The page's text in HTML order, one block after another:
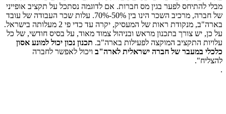
מבלי להתיחס לפער בגין מס חברות. אם לדוגמה נסתכל על תקציב אופייני
של חברה, מרכיב השכר הינו בין 50%-70%. עלות שכר העבודה של עובד
בארה"ב, מנקודת ראות של המעסיק, יקרה עד כדי פי 2 מעלותה בישראל.
על כן, יש צורך בתכנון מראש ובניהול צמוד מאוד, על בסיס חודשי, של כל
עלויות התקציב המוקצה לפעילות בארה"ב. תכנון נכון יכול למונע אסון
כלכלי במעבר של חברה ישראלית לארה"ב ויכול לאפשר לחברה
להצליח".
.